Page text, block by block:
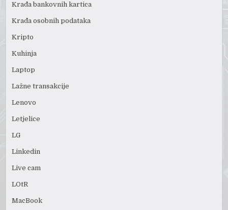
Krađa bankovnih kartica
Krađa osobnih podataka
Kripto
Kuhinja
Laptop
Lažne transakcije
Lenovo
Letjelice
LG
Linkedin
Live cam
LOtR
MacBook